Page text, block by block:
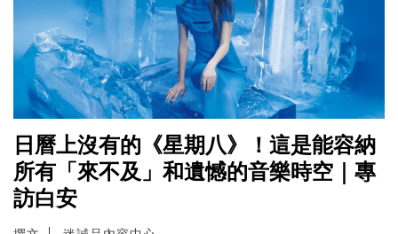
日曆上沒有的《星期八》！這是能容納
所有「來不及」和遺憾的音樂時空｜專
訪白安